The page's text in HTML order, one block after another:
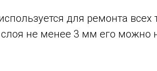
для ремонта
не менее 3 мм его можно